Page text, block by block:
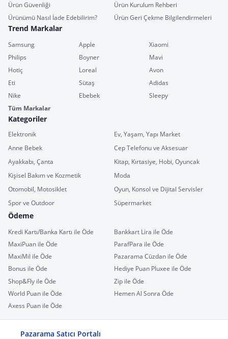
Ürün Güvenliği
Ürün Kurulum Rehberi
Ürünümü Nasıl İade Edebilirim?
Ürün Geri Çekme Bilgilendirmeleri
Trend Markalar
Samsung Apple
Xiaomi
Philips
Boyner
Mavi
Hotiç
Loreal
Avon
Eti
Sütaş
Adidas
Nike
Ebebek
Sleepy
Tüm Markalar
Kategoriler
Elektronik
Ev, Yaşam, Yapı Market
Anne Bebek
Cep Telefonu ve Aksesuar
Ayakkabı, Çanta
Kitap, Kırtasiye, Hobi, Oyuncak
Kişisel Bakım ve Kozmetik
Moda
Otomobil, Motosiklet
Oyun, Konsol ve Dijital Servisler
Spor ve Outdoor
Süpermarket
Ödeme
Kredi Kartı/Banka Kartı ile Öde
Bankkart Lira ile Öde
MaxiPuan ile Öde
ParafPara ile Öde
MaxiMil ile Öde
Pazarama Cüzdan ile Öde
Bonus ile Öde
Hediye Puan Pluxee ile Öde
Shop&Fly ile Öde
Zip ile Öde
World Puan ile Öde
Hemen Al Sonra Öde
Axess Puan ile Öde
Pazarama Satıcı Portalı